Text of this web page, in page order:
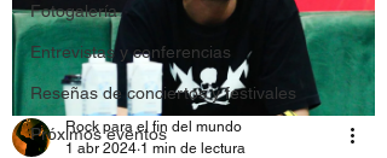
Fotogalería
Entrevistas y conferencias
Reseñas de conciertos y festivales
Próximos eventos
Rock para el fin del mundo
1 abr 2024 1 min de lectura